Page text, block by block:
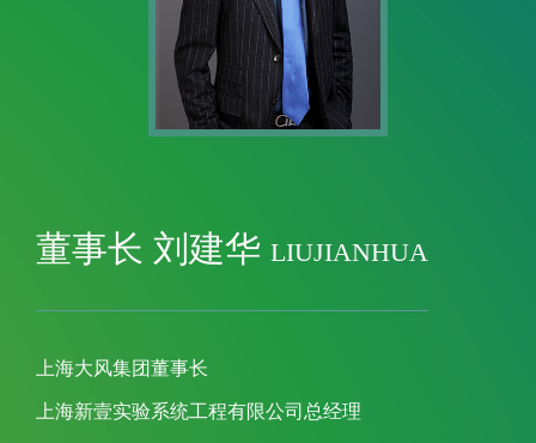
董事长 刘建华 LIUJIANHUA
上海大风集团董事长
上海新壹实验系统工程有限公司总经理